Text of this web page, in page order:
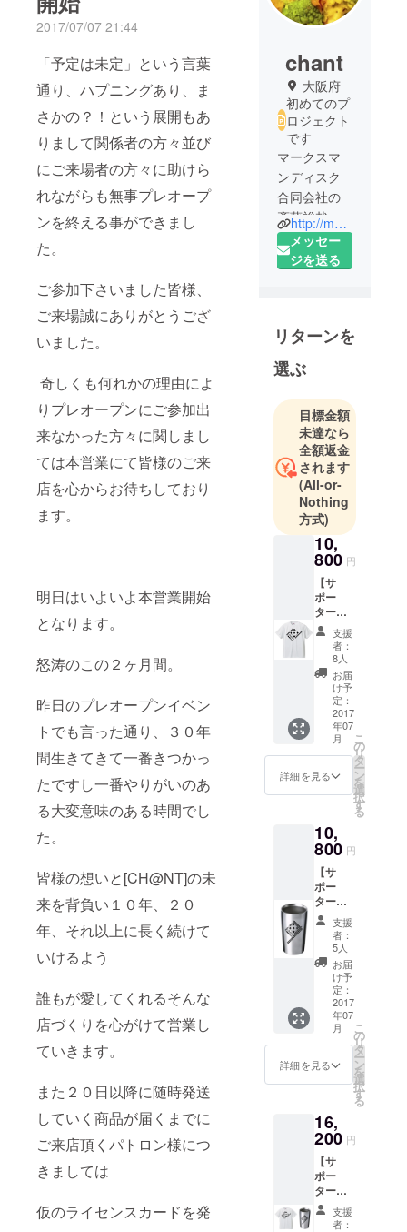
2017/07/07 21:44
「予定は未定」という言葉
通り、ハプニングあり、ま
さかの？！という展開もあ
りまして関係者の方々並び
にご来場者の方々に助けら
れながらも無事プレオープ
ンを終える事ができまし
た。
ご参加下さいました皆様、
ご来場誠にありがとうござ
いました。
奇しくも何れかの理由によ
りプレオープンにご参加出
来なかった方々に関しまし
ては本営業にて皆様のご来
店を心からお待ちしており
ます。
明日はいよいよ本営業開始
となります。
怒涛のこの２ヶ月間。
昨日のプレオープンイベン
トでも言った通り、３０年
間生きてきて一番きつかっ
たですし一番やりがいのあ
る大変意味のある時間でし
た。
皆様の想いと[CH@NT]の未
来を背負い１０年、２０
年、それ以上に長く続けて
いけるよう
誰もが愛してくれるそんな
店づくりを心がけて営業し
ていきます。
また２０日以降に随時発送
していく商品が届くまでに
ご来店頂くパトロン様につ
きましては
仮のライセンスカードを発
chant
大阪府
初めてのプ
ロジェクト
です
マークスマ
ンディスク
合同会社の
斎藤裕哉と
申します。
プロジェク
い致しま
す。
http://marksman-disc.co.jp
メッセー
ジを送る
リターンを
選ぶ
目標金額
未達なら
全額返金
されます
(All-or-
Nothing
方式)
10,
800 円
【サ
ポー
ター
グッ
ズ・T
シャツ
コー
ス】 ・
MEGAS
TOPPE
R DOMI
デザイ
ン・サ
ポー
ターT
シャツ
ntチ
ケット
2000円
分 ・お
礼の手
紙
支援
者：
8人
お届
け予
定：
2017
年07
月
詳細を見る
こ
の
リ
タ
ー
ン
を
選
択
す
る
10,
800 円
【サ
ポー
ター
グッ
ズ・タ
ンブ
ラー
コー
ス】 ・
MEGAS
TOPPE
R DOMI
デザイ
ン・サ
ポー
タータ
ラー ・
ch＠nt
チケッ
ト2000
円分 ・
お礼の
手紙
支援
者：
5人
お届
け予
定：
2017
年07
月
詳細を見る
こ
の
リ
タ
ー
ン
を
選
択
す
る
16,
200 円
【サ
ポー
ター
グッ
ズ・コ
支援
者：